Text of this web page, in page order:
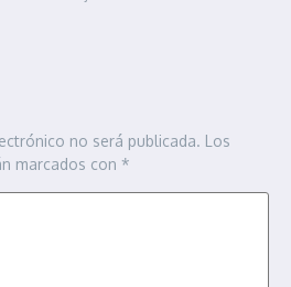
no será publicada. Los
marcados con *